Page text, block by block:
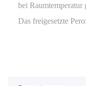
bei Raumtemperatur
Das freigesetzte